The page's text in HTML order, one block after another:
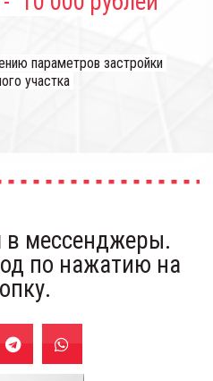
параметров застройки
участка
мессенджеры.
по нажатию на